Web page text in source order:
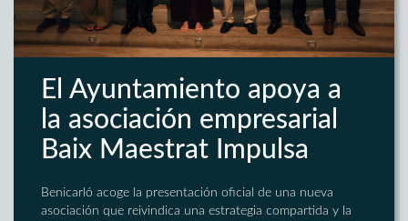
El Ayuntamiento apoya a
la asociación empresarial
Baix Maestrat Impulsa
Benicarló acoge la presentación oficial de una nueva
asociación que reivindica una estrategia compartida y la